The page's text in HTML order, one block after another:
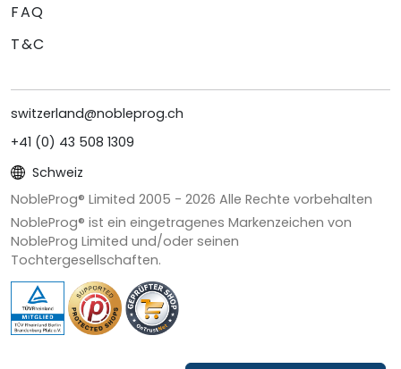
FAQ
T&C
switzerland@nobleprog.ch
+41 (0) 43 508 1309
Schweiz
NobleProg® Limited 2005 - 2026 Alle Rechte vorbehalten
NobleProg® ist ein eingetragenes Markenzeichen von
NobleProg Limited und/oder seinen
Tochtergesellschaften.